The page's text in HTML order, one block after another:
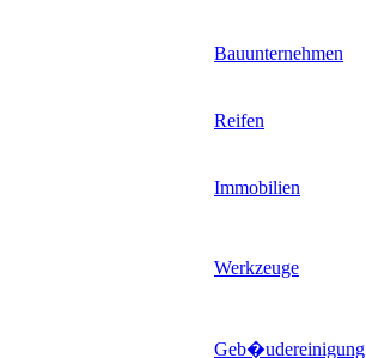
Bauunternehmen
Reifen
Immobilien
Werkzeuge
Geb�udereinigung